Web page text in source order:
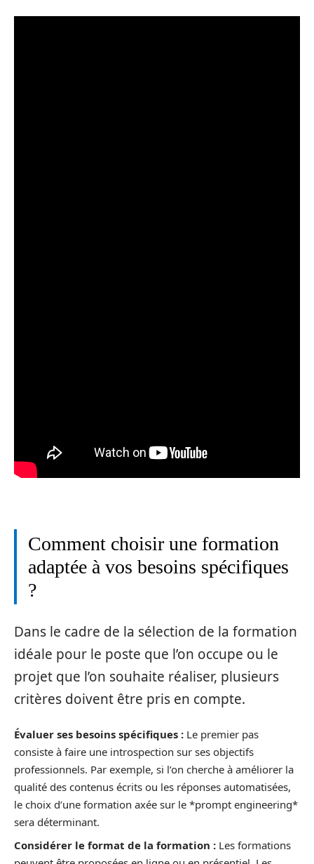
Comment choisir une formation
adaptée à vos besoins spécifiques
?
Dans le cadre de la sélection de la formation
idéale pour le poste que l’on occupe ou le
projet que l’on souhaite réaliser, plusieurs
critères doivent être pris en compte.
Évaluer ses besoins spécifiques : Le premier pas
consiste à faire une introspection sur ses objectifs
professionnels. Par exemple, si l’on cherche à améliorer la
qualité des contenus écrits ou les réponses automatisées,
le choix d’une formation axée sur le *prompt engineering*
sera déterminant.
Considérer le format de la formation : Les formations